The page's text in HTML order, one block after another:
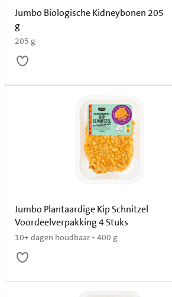
Jumbo Biologische Kidneybonen 205
g
205 g
Jumbo Plantaardige Kip Schnitzel
Voordeelverpakking 4 Stuks
10+ dagen houdbaar • 400 g